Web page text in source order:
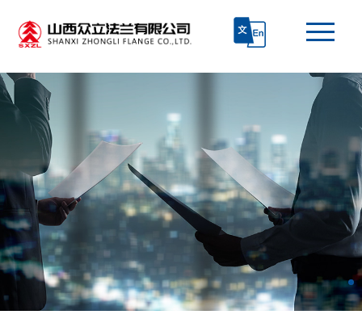
首页
走进众立
产品中心
技术研发
生产和质检